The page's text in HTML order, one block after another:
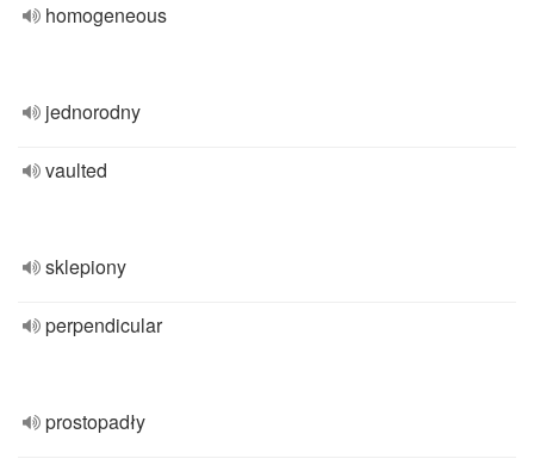
homogeneous
jednorodny
vaulted
sklepiony
perpendicular
prostopadły